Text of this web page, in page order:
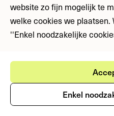
website zo fijn mogelijk te
welke cookies we plaatsen.
''Enkel noodzakelijke
Enkel